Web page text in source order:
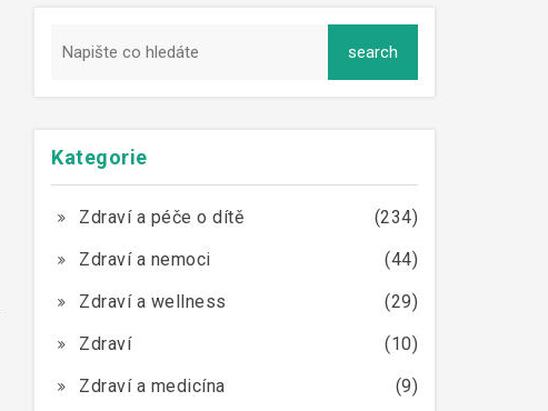
Kategorie
Zdraví a péče o dítě
(234)
Zdraví a nemoci
(44)
Zdraví a wellness
(29)
Zdraví
(10)
Zdraví a medicína
(9)